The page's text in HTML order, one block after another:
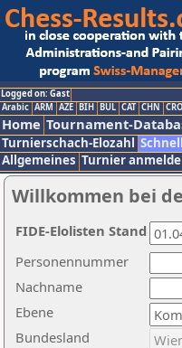
Logged on: Gast
Arabic ARM AZE BIH BUL CAT CHN CRO
Home Tournament-
Turnierschach-Elozahl
Allgemeines Turnier
Willkommen bei
Nachname
Ebene
Personennummer
Bundesland
FIDE-Elolisten Stand